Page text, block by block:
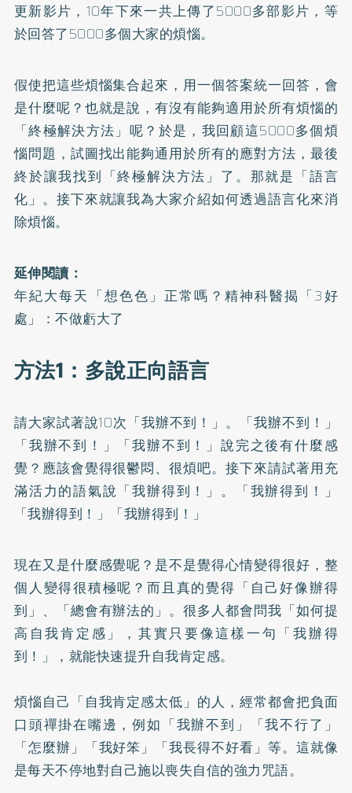
更新影片，10年下來一共上傳了5000多部影片，等
於回答了5000多個大家的煩惱。
假使把這些煩惱集合起來，用一個答案統一回答，會
是什麼呢？也就是說，有沒有能夠適用於所有煩惱的
「終極解決方法」呢？於是，我回顧這5000多個煩
惱問題，試圖找出能夠通用於所有的應對方法，最後
終於讓我找到「終極解決方法」了。那就是「語言
化」。接下來就讓我為大家介紹如何透過語言化來消
除煩惱。
延伸閱讀：
年紀大每天「想色色」正常嗎？精神科醫揭「3好
處」：不做虧大了
方法1：多說正向語言
請大家試著說10次「我辦不到！」。「我辦不到！」
「我辦不到！」「我辦不到！」說完之後有什麼感
覺？應該會覺得很鬱悶、很煩吧。接下來請試著用充
滿活力的語氣說「我辦得到！」。「我辦得到！」
「我辦得到！」「我辦得到！」
現在又是什麼感覺呢？是不是覺得心情變得很好，整
個人變得很積極呢？而且真的覺得「自己好像辦得
到」、「總會有辦法的」。很多人都會問我「如何提
高自我肯定感」，其實只要像這樣一句「我辦得
到！」，就能快速提升自我肯定感。
煩惱自己「自我肯定感太低」的人，經常都會把負面
口頭禪掛在嘴邊，例如「我辦不到」「我不行了」
「怎麼辦」「我好笨」「我長得不好看」等。這就像
是每天不停地對自己施以喪失自信的強力咒語。